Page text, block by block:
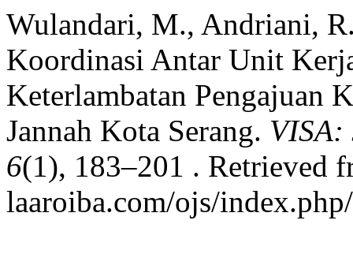
Wulandari, M., Andriani,
Koordinasi Antar Unit
Keterlambatan Pengajuan
Jannah Kota Serang. VISA:
6(1), 183–201 . Retrieved
laaroiba.com/ojs/